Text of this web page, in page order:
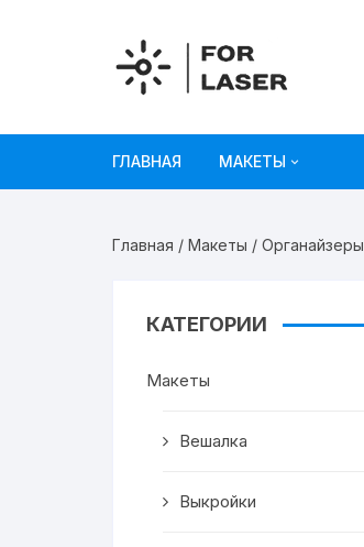
ГЛАВНАЯ МАКЕТЫ
Игрушки
Главная / Макеты / Органайзеры
КАТЕГОРИИ
Макеты
Вешалка
Выкройки